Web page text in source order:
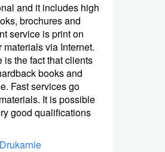
and it includes high
brochures and
service is print on
via Internet.
the fact that clients
books and
Fast services go
It is possible
good qualifications